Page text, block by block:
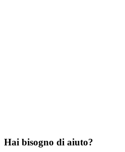
Hai bisogno di aiuto?